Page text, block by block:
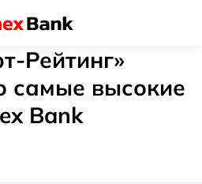
Рейтинг»
самые высокие
Bank